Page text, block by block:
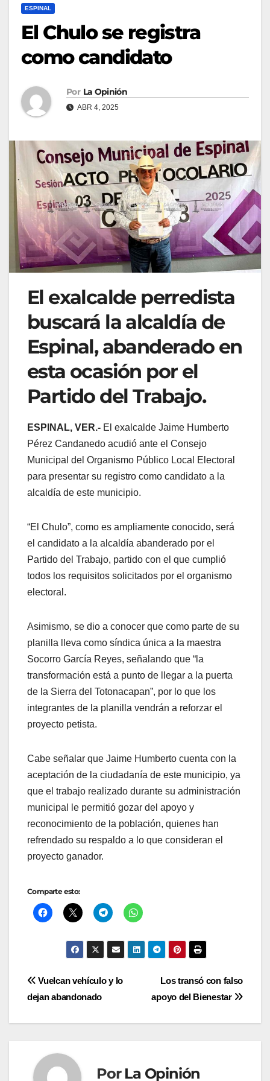
ESPINAL
El Chulo se registra
como candidato
Por La Opinión
ABR 4, 2025
El exalcalde perredista
buscará la alcaldía de
Espinal, abanderado en
esta ocasión por el
Partido del Trabajo.
ESPINAL, VER.- El exalcalde Jaime Humberto
Pérez Candanedo acudió ante el Consejo
Municipal del Organismo Público Local Electoral
para presentar su registro como candidato a la
alcaldía de este municipio.
“El Chulo”, como es ampliamente conocido, será
el candidato a la alcaldía abanderado por el
Partido del Trabajo, partido con el que cumplió
todos los requisitos solicitados por el organismo
electoral.
Asimismo, se dio a conocer que como parte de su
planilla lleva como síndica única a la maestra
Socorro García Reyes, señalando que “la
transformación está a punto de llegar a la puerta
de la Sierra del Totonacapan”, por lo que los
integrantes de la planilla vendrán a reforzar el
proyecto petista.
Cabe señalar que Jaime Humberto cuenta con la
aceptación de la ciudadanía de este municipio, ya
que el trabajo realizado durante su administración
municipal le permitió gozar del apoyo y
reconocimiento de la población, quienes han
refrendado su respaldo a lo que consideran el
proyecto ganador.
Comparte esto:
Navegación
de
Los transó con falso
apoyo del Bienestar
Vuelcan vehículo y lo
dejan abandonado
Por La Opinión